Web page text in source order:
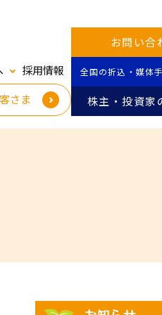
採用情報
さま
お問い合
全国の折込・媒体
株主・投資家